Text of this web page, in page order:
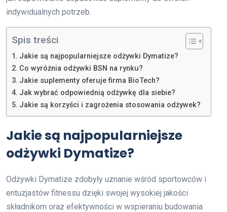
indywidualnych potrzeb.
Spis treści
Jakie są najpopularniejsze odżywki Dymatize?
Co wyróżnia odżywki BSN na rynku?
Jakie suplementy oferuje firma BioTech?
Jak wybrać odpowiednią odżywkę dla siebie?
Jakie są korzyści i zagrożenia stosowania odżywek?
Jakie są najpopularniejsze
odżywki Dymatize?
Odżywki Dymatize zdobyły uznanie wśród sportowców i
entuzjastów fitnessu dzięki swojej wysokiej jakości
składnikom oraz efektywności w wspieraniu budowania